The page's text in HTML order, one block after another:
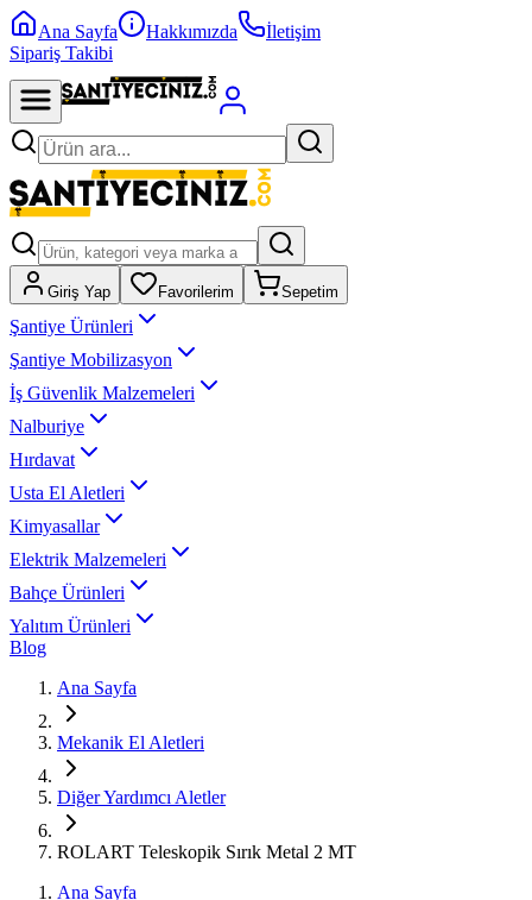
Ana Sayfa Hakkımızda
İletişim
Sipariş Takibi
Giriş Yap Favorilerim Sepetim
Şantiye Ürünleri
Şantiye Mobilizasyon
İş Güvenlik Malzemeleri
Nalburiye
Hırdavat
Usta El Aletleri
Kimyasallar
Elektrik Malzemeleri
Bahçe Ürünleri
Yalıtım Ürünleri
Blog
Ana Sayfa
Mekanik El Aletleri
Diğer Yardımcı Aletler
ROLART Teleskopik Sırık Metal 2 MT
Ana Sayfa